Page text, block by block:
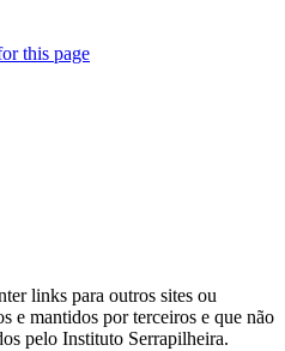
this page
links para outros sites ou
e mantidos por terceiros e que não
pelo Instituto Serrapilheira.